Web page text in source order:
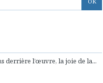
derrière l’œuvre, la joie de la...